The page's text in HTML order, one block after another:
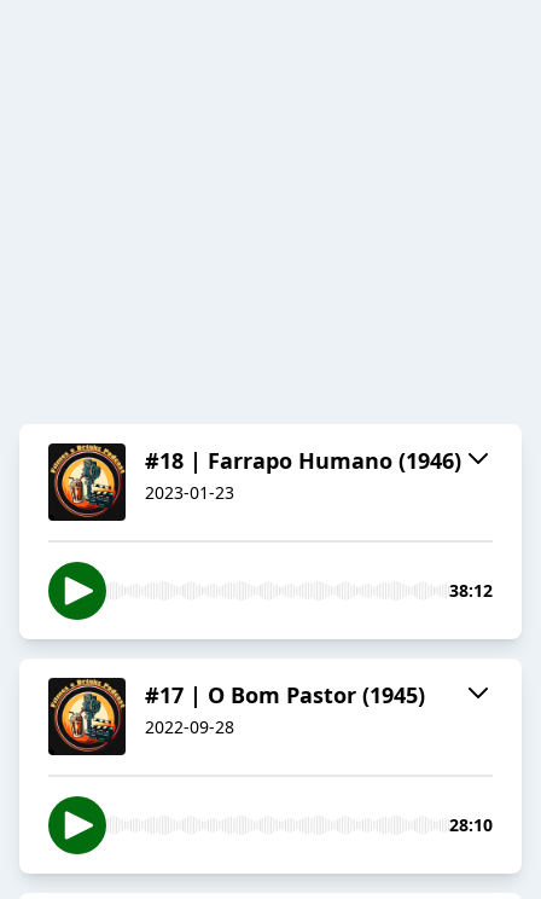
#18 | Farrapo Humano (1946)
2023-01-23
38:12
#17 | O Bom Pastor (1945)
2022-09-28
28:10